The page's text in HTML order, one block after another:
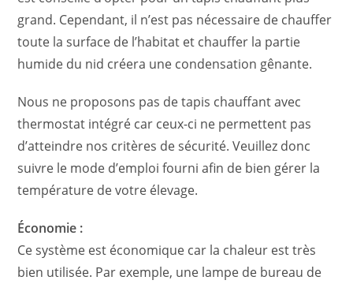
grand. Cependant, il n’est pas nécessaire de chauffer
toute la surface de l’habitat et chauffer la partie
humide du nid créera une condensation gênante.
Nous ne proposons pas de tapis chauffant avec
thermostat intégré car ceux-ci ne permettent pas
d’atteindre nos critères de sécurité. Veuillez donc
suivre le mode d’emploi fourni afin de bien gérer la
température de votre élevage.
Économie :
Ce système est économique car la chaleur est très
bien utilisée. Par exemple, une lampe de bureau de